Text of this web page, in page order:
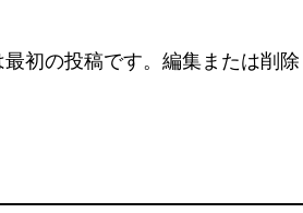
初の投稿です。編集または削